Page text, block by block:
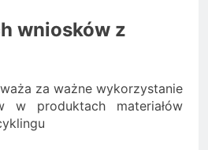
wniosków z
za ważne wykorzystanie
w produktach materiałów